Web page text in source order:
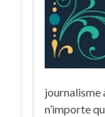
journalisme
n’importe